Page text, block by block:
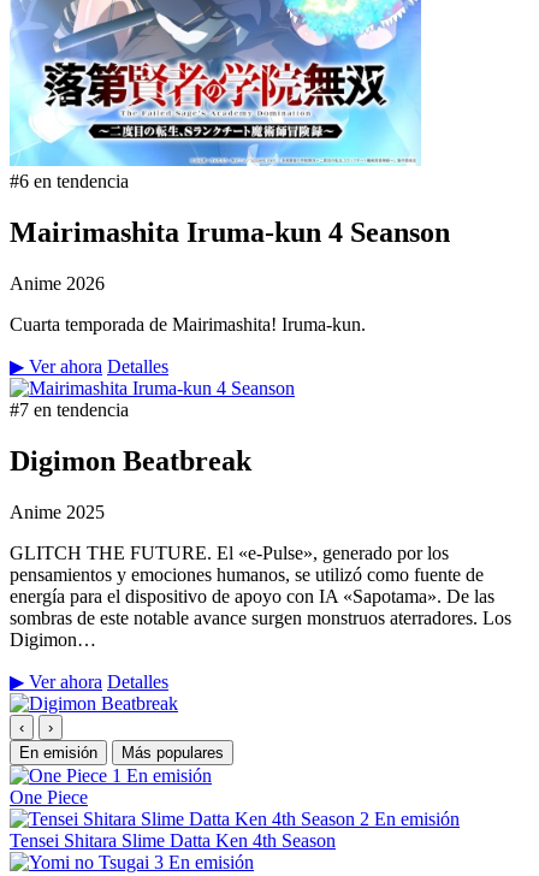
#6 en tendencia
Mairimashita Iruma-kun 4 Seanson
Anime 2026
Cuarta temporada de Mairimashita! Iruma-kun.
▶ Ver ahora Detalles
#7 en tendencia
Digimon Beatbreak
Anime 2025
GLITCH THE FUTURE. El «e-Pulse», generado por los
pensamientos y emociones humanos, se utilizó como fuente de
energía para el dispositivo de apoyo con IA «Sapotama». De las
sombras de este notable avance surgen monstruos aterradores. Los
Digimon…
▶ Ver ahora Detalles
‹
›
En emisión
Más populares
1 En emisión
One Piece
2 En emisión
Tensei Shitara Slime Datta Ken 4th Season
3 En emisión